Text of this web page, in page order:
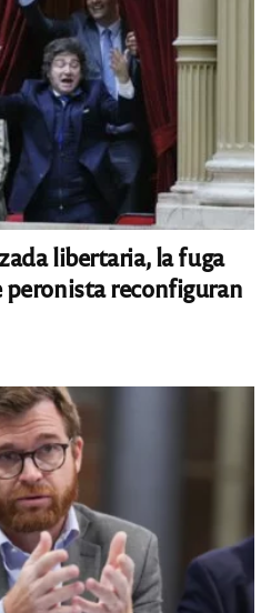
libertaria, la fuga
peronista reconfiguran